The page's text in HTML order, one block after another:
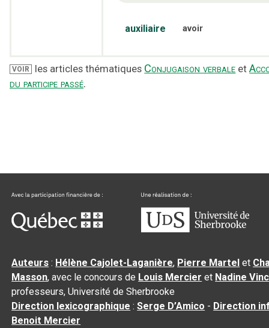
auxiliaire avoir
VOIR les articles thématiques Conjugaison verbale et
du participe passé.
Auteurs : Hélène Cajolet-Laganière, Pierre Martel et
Masson, avec le concours de Louis Mercier et Nadine
professeurs, Université de Sherbrooke
Direction lexicographique :Serge D’Amico - Direction
Benoit Mercier